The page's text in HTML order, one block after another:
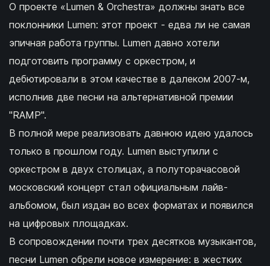
О проекте «Lumen & Orchestra» должны знать все
поклонники Lumen: этот проект - едва ли не самая
эпичная работа группы. Lumen давно хотели
подготовить программу с оркестром, и
дебютировали в этом качестве в далеком 2007-м,
исполнив две песни на альтернативной премии
"RAMP".
В полной мере реализовать давнюю идею удалось
только в прошлом году. Lumen выступили с
оркестром в двух столицах, а полуторачасовой
московский концерт стал официальным лайв-
альбомом, был издан во всех форматах и появился
на цифровых площадках.
В сопровождении почти трех десятков музыкантов,
песни Lumen обрели новое измерение: в жестких